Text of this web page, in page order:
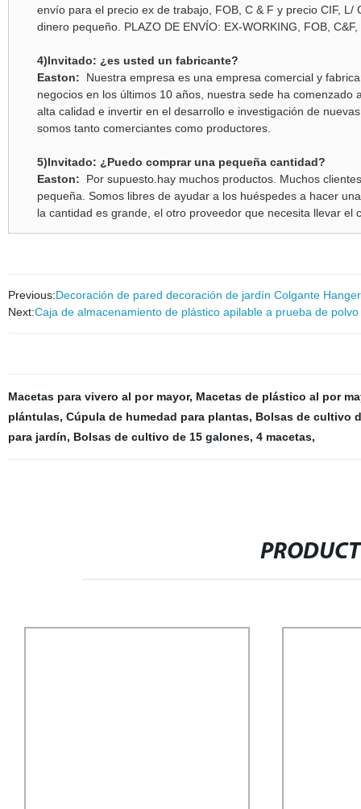
envío para el precio ex de trabajo, FOB, C & F y precio CIF, L/
dinero pequeño. PLAZO DE ENVÍO: EX-WORKING, FOB, C&F,
4)Invitado: ¿es usted un fabricante?
Easton:
Nuestra empresa es una empresa comercial y
negocios en los últimos 10 años, nuestra sede ha comenzado
alta calidad e invertir en el desarrollo e investigación de
somos tanto comerciantes como productores.
5)Invitado: ¿Puedo comprar una pequeña cantidad?
Easton:
Por supuesto.hay muchos productos. Muchos
pequeña. Somos libres de ayudar a los huéspedes a hacer
la cantidad es grande, el otro proveedor que necesita llevar el
Previous:Decoración de pared decoración de jardín Colgante
Next:Caja de almacenamiento de plástico apilable a prueba de
Macetas para vivero al por mayor, Macetas de plástico al por
plántulas, Cúpula de humedad para plantas, Bolsas de cultivo
para jardín, Bolsas de cultivo de 15 galones, 4 macetas,